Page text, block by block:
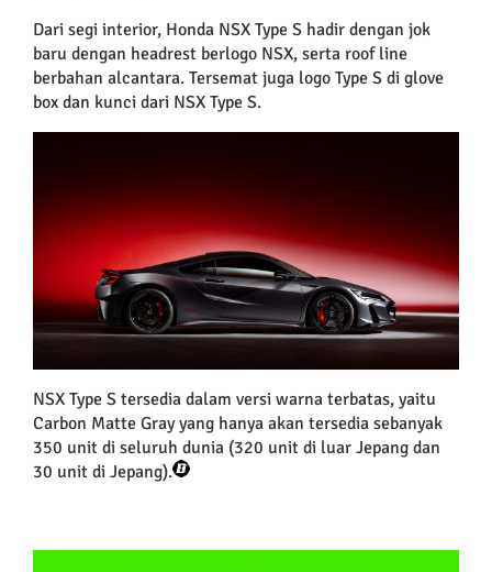
Dari segi interior, Honda NSX Type S hadir dengan jok
baru dengan headrest berlogo NSX, serta roof line
berbahan alcantara. Tersemat juga logo Type S di glove
box dan kunci dari NSX Type S.
NSX Type S tersedia dalam versi warna terbatas, yaitu
Carbon Matte Gray yang hanya akan tersedia sebanyak
350 unit di seluruh dunia (320 unit di luar Jepang dan
30 unit di Jepang).